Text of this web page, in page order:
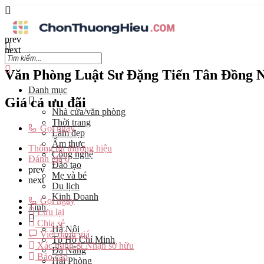
Danh mục
Nhà cửa/văn phòng
Thời trang
Làm đẹp
Ẩm thực
Công nghệ
Đào tạo
Mẹ và bé
Du lịch
Kinh Doanh
Tỉnh
Hà Nội
Tp Hồ Chí Minh
Đà Nẵng
Hải Phòng
prev
next
Văn Phòng Luật Sư Đặng Tiến Tân Đồng
Giá cả ưu đãi
Gọi ngay
Thông tin thương hiệu
Đánh giá0
prev
next
Gọi ngay
Lưu lại
Chia sẻ
Viết đánh giá
Xác minh & Nhận sở hữu
Báo cáo